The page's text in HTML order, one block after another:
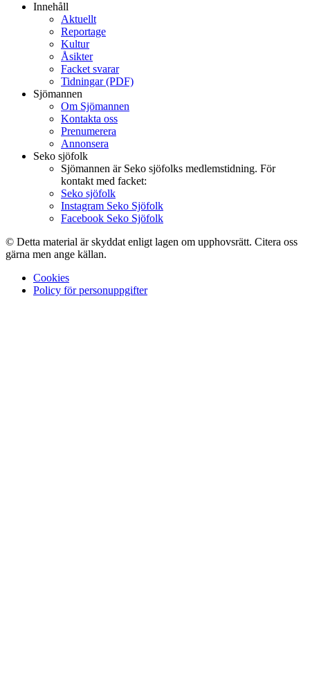
Innehåll
Aktuellt
Reportage
Kultur
Åsikter
Facket svarar
Tidningar (PDF)
Sjömannen
Om Sjömannen
Kontakta oss
Prenumerera
Annonsera
Seko sjöfolk
Sjömannen är Seko sjöfolks medlemstidning. För
kontakt med facket:
Seko sjöfolk
Instagram Seko Sjöfolk
Facebook Seko Sjöfolk
© Detta material är skyddat enligt lagen om upphovsrätt. Citera oss
gärna men ange källan.
Cookies
Policy för personuppgifter